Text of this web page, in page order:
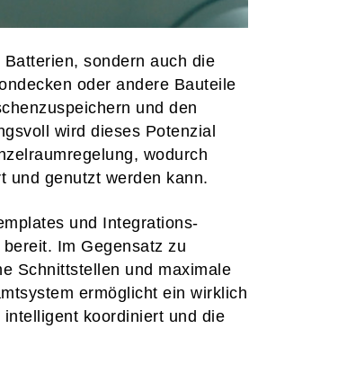
sondern auch die
oder andere Bauteile
und den
wird dieses Potenzial
wodurch
und genutzt werden kann.
und Integrations-
Im Gegensatz zu
Schnittstellen und maximale
ermöglicht ein wirklich
koordiniert und die